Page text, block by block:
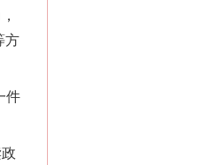
方
件